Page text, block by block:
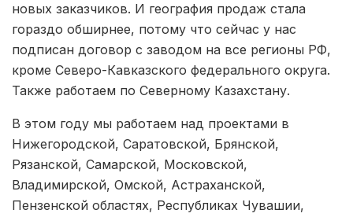
новых заказчиков. И география продаж стала
гораздо обширнее, потому что сейчас у нас
подписан договор с заводом на все регионы РФ,
кроме Северо-Кавказского федерального округа.
Также работаем по Северному Казахстану.
В этом году мы работаем над проектами в
Нижегородской, Саратовской, Брянской,
Рязанской, Самарской, Московской,
Владимирской, Омской, Астраханской,
Пензенской областях, Республиках Чувашии,